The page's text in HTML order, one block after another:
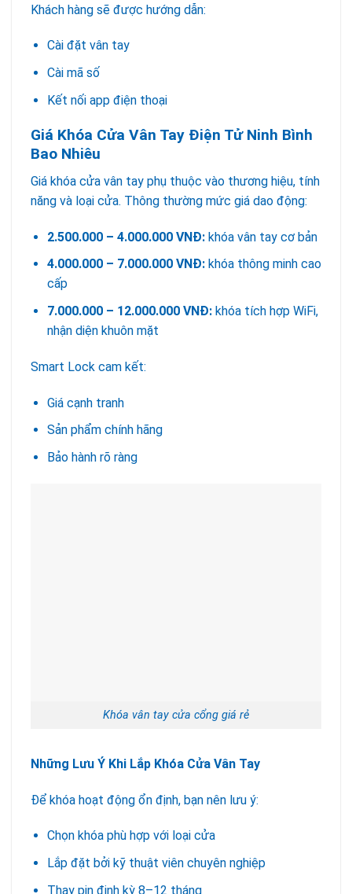
Khách hàng sẽ được hướng dẫn:
Cài đặt vân tay
Cài mã số
Kết nối app điện thoại
Giá Khóa Cửa Vân Tay Điện Tử Ninh Bình
Bao Nhiêu
Giá khóa cửa vân tay phụ thuộc vào thương hiệu, tính
năng và loại cửa. Thông thường mức giá dao động:
2.500.000 – 4.000.000 VNĐ:khóa vân tay cơ bản
4.000.000 – 7.000.000 VNĐ:khóa thông minh cao
cấp
7.000.000 – 12.000.000 VNĐ:khóa tích hợp WiFi,
nhận diện khuôn mặt
Smart Lock cam kết:
Giá cạnh tranh
Sản phẩm chính hãng
Bảo hành rõ ràng
Khóa vân tay cửa cổng giá rẻ
Những Lưu Ý Khi Lắp Khóa Cửa Vân Tay
Để khóa hoạt động ổn định, bạn nên lưu ý:
Chọn khóa phù hợp với loại cửa
Lắp đặt bởi kỹ thuật viên chuyên nghiệp
Thay pin định kỳ 8–12 tháng